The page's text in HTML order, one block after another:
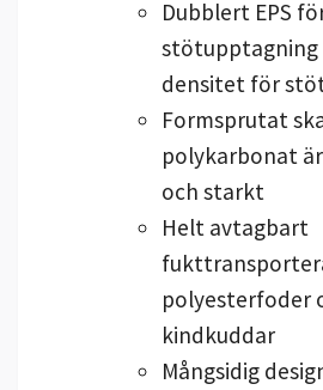
Dubblert EPS
densitet för
Formsprutat
polykarbonat
och starkt
Helt avtagbart
polyesterfoder
kindkuddar
Mångsidig